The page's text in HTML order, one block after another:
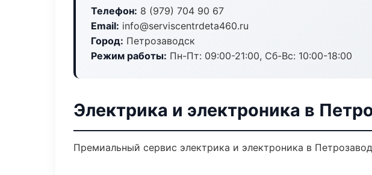
Телефон: 8 (979) 704 90 67
Email: info@serviscentrdeta460.ru
Город: Петрозаводск
Режим работы: Пн-Пт: 09:00-21:00, Сб-Вс: 10:00-18:00
Электрика и электроника в
Премиальный сервис электрика и электроника в